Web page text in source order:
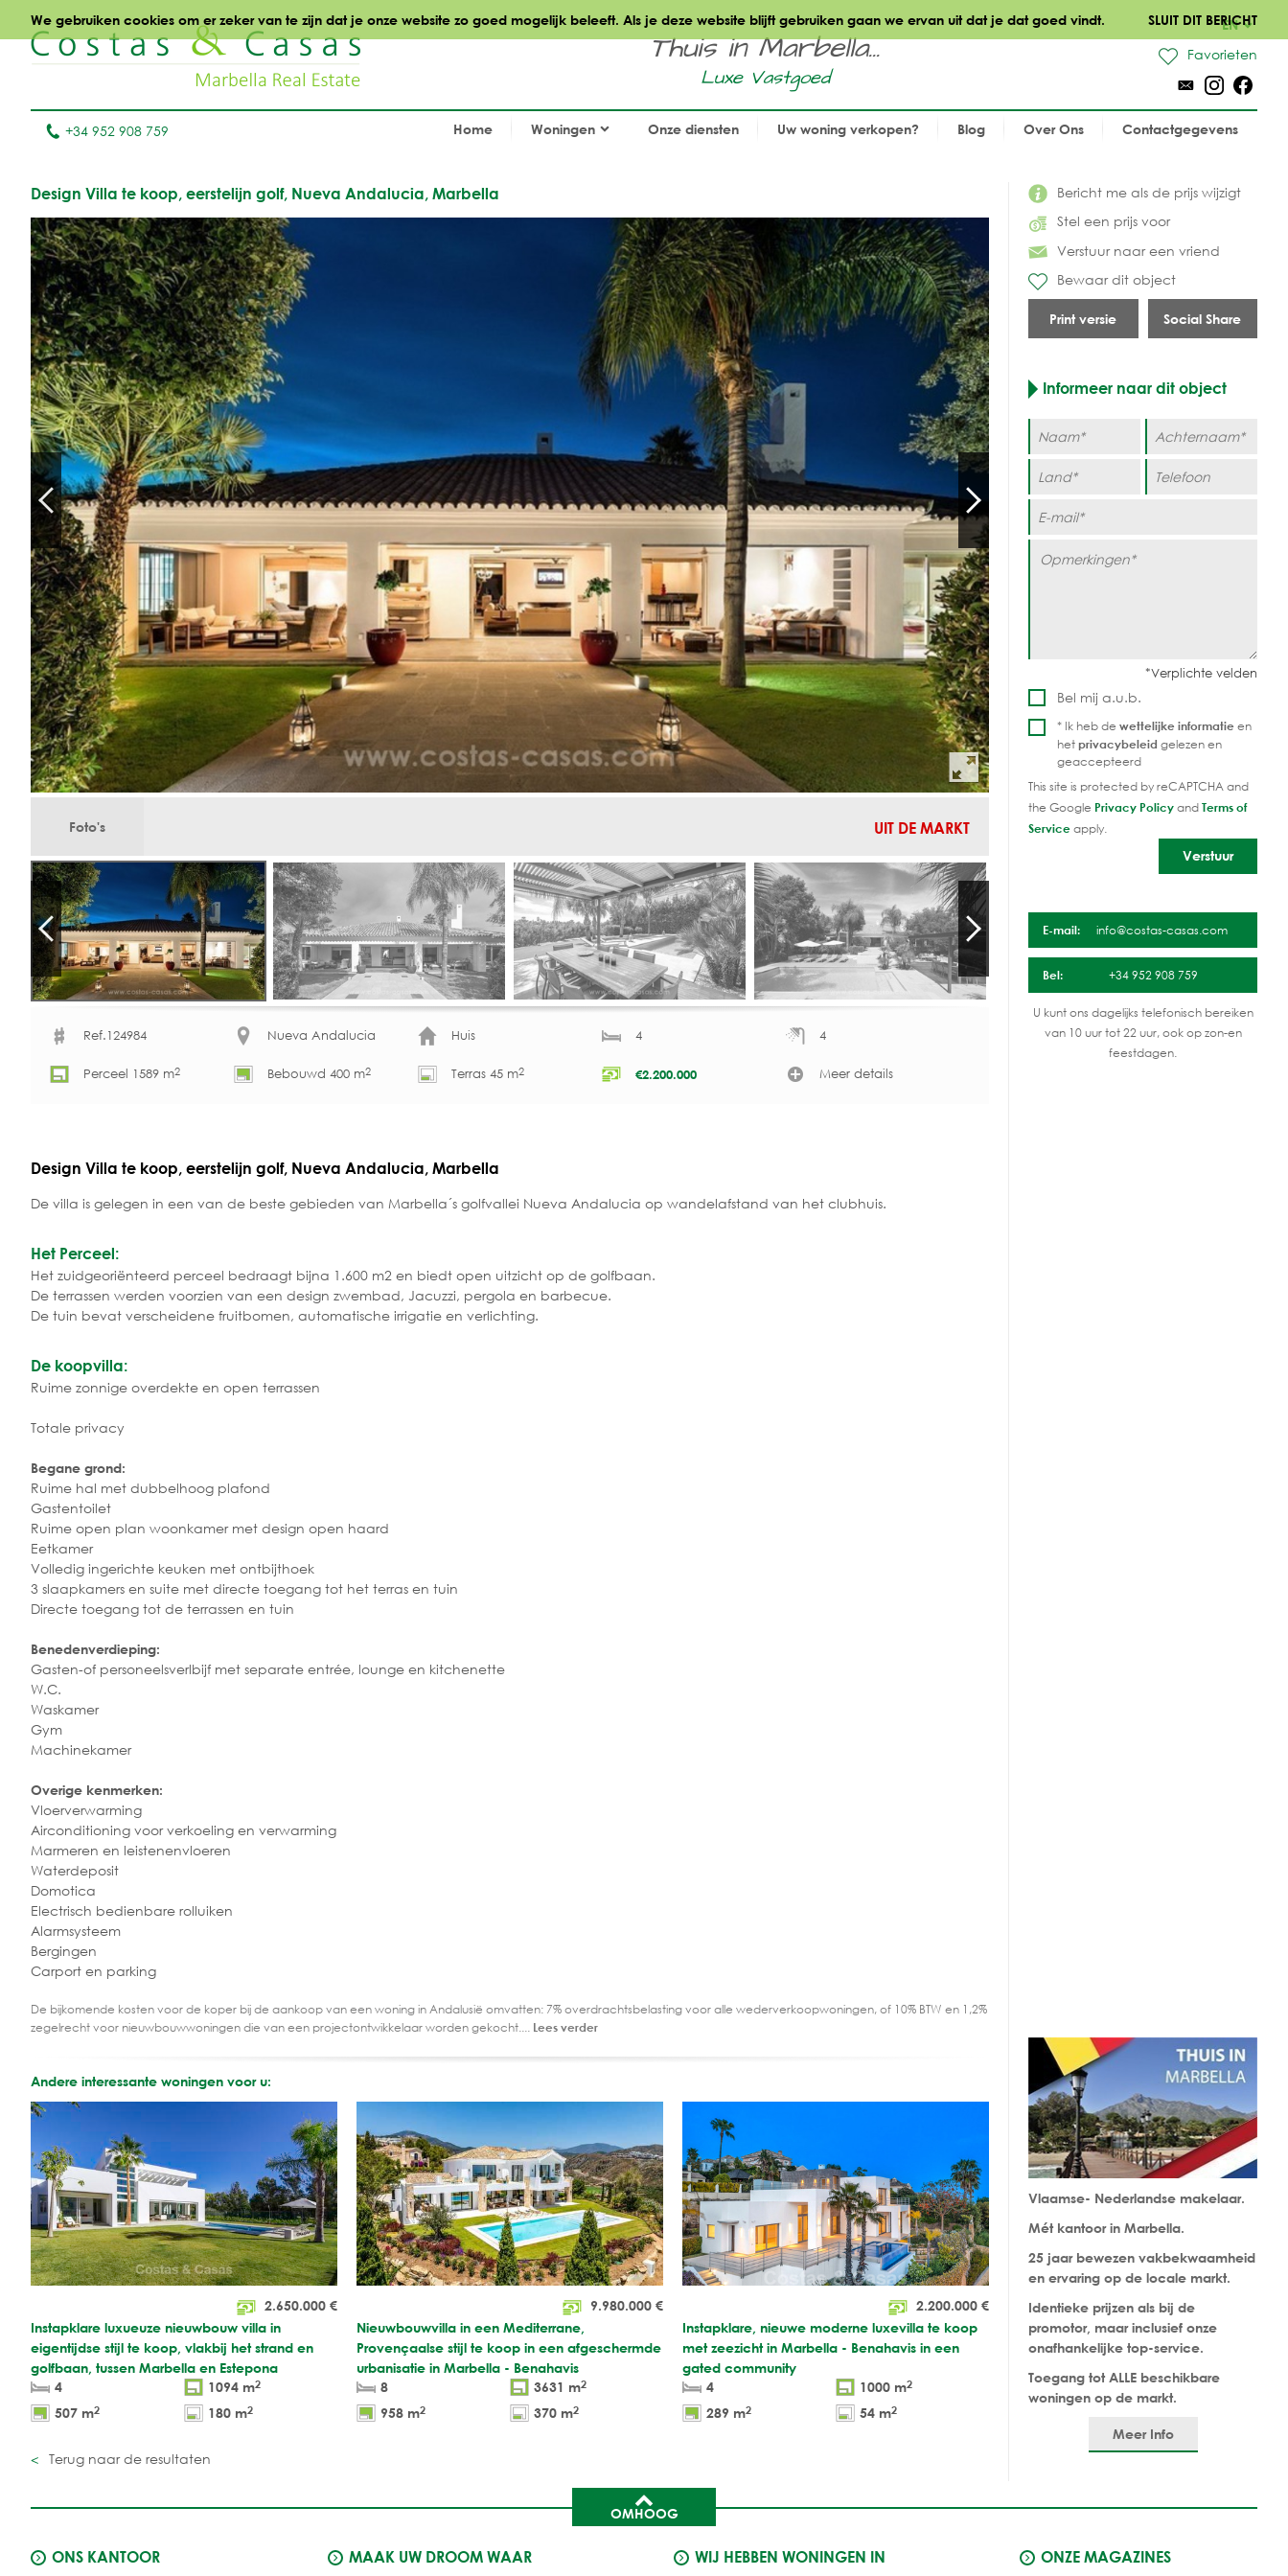
We gebruiken cookies om er zeker van te zijn dat je onze website zo goed mogelijk beleeft. Als je deze website blijft gebruiken gaan we ervan uit dat je dat goed vindt. SLUIT DIT BERICHT
Thuis in Marbella...
Luxe Vastgoed
EN
Favorieten
+34 952 908 759 Home Woningen Onze diensten Uw woning verkopen? Blog Over Ons Contactgegevens
Bericht me als de prijs wijzigt
Stel een prijs voor
Verstuur naar een vriend
Bewaar dit object
Print versie Social Share
Design Villa te koop, eerstelijn golf, Nueva Andalucia, Marbella
Foto's UIT DE MARKT
Ref.124984 Nueva Andalucia Huis 4 4
Perceel 1589 m2 Bebouwd 400 m2 Terras 45 m2 €2.200.000 Meer details
Design Villa te koop, eerstelijn golf, Nueva Andalucia, Marbella
De villa is gelegen in een van de beste gebieden van Marbella´s golfvallei Nueva Andalucia op wandelafstand van het clubhuis.
Het Perceel:
Het zuidgeoriënteerd perceel bedraagt bijna 1.600 m2 en biedt open uitzicht op de golfbaan.
De terrassen werden voorzien van een design zwembad, Jacuzzi, pergola en barbecue.
De tuin bevat verscheidene fruitbomen, automatische irrigatie en verlichting.
De koopvilla:
Ruime zonnige overdekte en open terrassen
Totale privacy
Begane grond:
Ruime hal met dubbelhoog plafond
Gastentoilet
Ruime open plan woonkamer met design open haard
Eetkamer
Volledig ingerichte keuken met ontbijthoek
3 slaapkamers en suite met directe toegang tot het terras en tuin
Directe toegang tot de terrassen en tuin
Benedenverdieping:
Gasten-of personeelsverlbijf met separate entrée, lounge en kitchenette
W.C.
Waskamer
Gym
Machinekamer
Overige kenmerken:
Vloerverwarming
Airconditioning voor verkoeling en verwarming
Marmeren en leistenenvloeren
Waterdeposit
Domotica
Electrisch bedienbare rolluiken
Alarmsysteem
Bergingen
Carport en parking
De bijkomende kosten voor de koper bij de aankoop van een woning in Andalusië omvatten: 7% overdrachtsbelasting voor alle wederverkoopwoningen, of 10% BTW en 1,2%
zegelrecht voor nieuwbouwwoningen die van een projectontwikkelaar worden gekocht.... Lees verder
Informeer naar dit object
Bel mij a.u.b.
* Ik heb de wettelijke informatie en
hetprivacybeleid gelezen en
geaccepteerd
This site is protected by reCAPTCHA and
the Google Privacy PolicyandTerms of
Serviceapply.
E-mail: info@costas-casas.com
Bel: +34 952 908 759
U kunt ons dagelijks telefonisch bereiken
van 10 uur tot 22 uur, ook op zon-en
feestdagen.
Vlaamse- Nederlandse makelaar.
Mét kantoor in Marbella.
25 jaar bewezen vakbekwaamheid
en ervaring op de locale markt.
Identieke prijzen als bij de
promotor, maar inclusief onze
onafhankelijke top-service.
Toegang tot ALLE beschikbare
woningen op de markt.
Meer Info
Andere interessante woningen voor u:
2.650.000 €
Instapklare luxueuze nieuwbouw villa in
eigentijdse stijl te koop, vlakbij het strand en
golfbaan, tussen Marbella en Estepona
4
1094 m2
507 m2 180 m2
9.980.000 €
Nieuwbouwvilla in een Mediterrane,
Provençaalse stijl te koop in een afgeschermde
urbanisatie in Marbella - Benahavis
8
3631 m2
958 m2 370 m2
2.200.000 €
Instapklare, nieuwe moderne luxevilla te koop
met zeezicht in Marbella - Benahavis in een
gated community
4
1000 m2
289 m2 54 m2
Terug naar de resultaten
OMHOOG
ONS KANTOOR MAAK UW DROOM WAAR WIJ HEBBEN WONINGEN IN ONZE MAGAZINES